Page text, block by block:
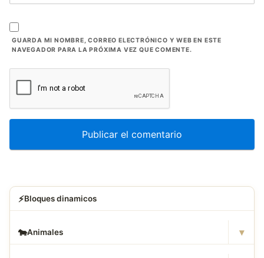
GUARDA MI NOMBRE, CORREO ELECTRÓNICO Y WEB EN ESTE
NAVEGADOR PARA LA PRÓXIMA VEZ QUE COMENTE.
⚡Bloques dinamicos
🐄Animales ▾